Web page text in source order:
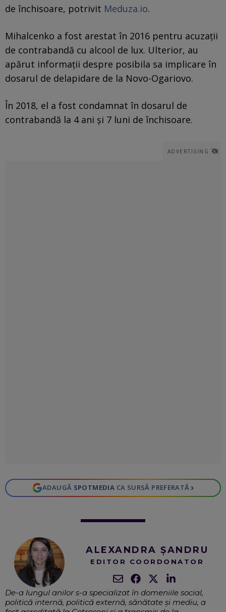
de închisoare, potrivit Meduza.io.
Mihalcenko a fost arestat în 2016 pentru acuzații
de contrabandă cu alcool de lux. Ulterior, au
apărut informații despre posibila sa implicare în
dosarul de delapidare de la Novo-Ogariovo.
În 2018, el a fost condamnat în dosarul de
contrabandă la 4 ani și 7 luni de închisoare.
ADVERTISING
ADAUGĂ SPOTMEDIA CA SURSĂ PREFERATĂ ›
ALEXANDRA ȘANDRU
EDITOR COORDONATOR
De-a lungul anilor s-a specializat în domeniile social,
politică internă, politică externă, sănătate și mediu, a